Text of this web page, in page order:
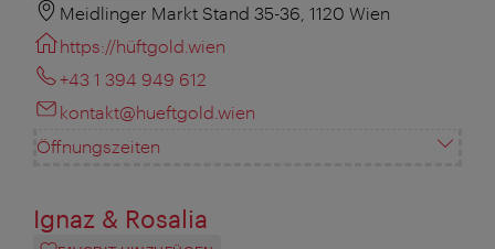
Meidlinger Markt Stand 35-36, 1120 Wien
https://hüftgold.wien
+43 1 394 949 612
kontakt@hueftgold.wien
Öffnungszeiten
Ignaz & Rosalia